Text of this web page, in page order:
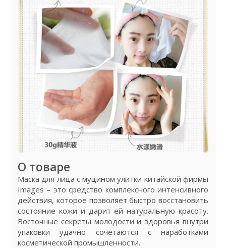
О товаре
Маска для лица с муцином улитки китайской фирмы
Images – это средство комплексного интенсивного
действия, которое позволяет быстро восстановить
состояние кожи и дарит ей натуральную красоту.
Восточные секреты молодости и здоровья внутри
упаковки удачно сочетаются с наработками
косметической промышленности.